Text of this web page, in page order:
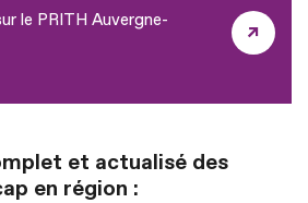
le PRITH Auvergne-
et actualisé des
en région :